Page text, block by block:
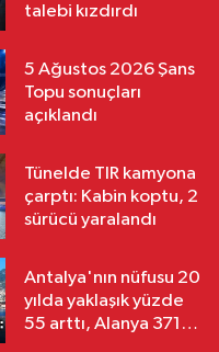
talebi kızdırdı
5 Ağustos 2026 Şans
Topu sonuçları
açıklandı
Tünelde TIR kamyona
çarptı: Kabin koptu, 2
sürücü yaralandı
Antalya'nın nüfusu 20
yılda yaklaşık yüzde
55 arttı, Alanya 371